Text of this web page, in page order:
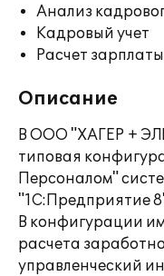
Анализ
Кадровый учет
Расчет зарплаты
Описание
В ООО "ХАГЕР +
типовая
Персоналом"
"1С:Предприятие
В конфигурации
расчета
управленческий